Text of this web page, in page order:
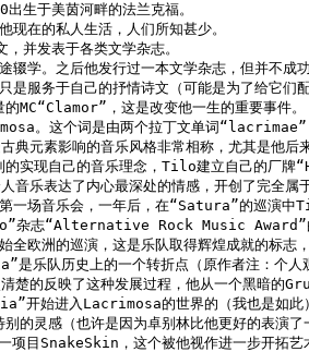
于美茵河畔的法兰克福。
现在的私人生活，人们所知甚少。
并发表于各类文学杂志。
辍学。之后他发行过一本文学杂志，但并不成
是服务于自己的抒情诗文（可能是为了给它
的MC“Clamor”，这是改变他一生的重要事件
。这个词是由两个拉丁文单词“lacrimae”
元素影响的音乐风格非常相称，尤其是他后
的实现自己的音乐理念，Tilo建立自己的厂
乐表达了内心最深处的情感，开创了完全属
一场音乐会，一年后，在“Satura”的巡演中
志“Alternative Rock Music Award”的更
欧洲的巡演，这是乐队取得辉煌成就的标志
乐队历史上的一个转折点（原作者注：个人
的反映了这种发展过程，他从一个黑暗的
开始进入Lacrimosa的世界的（我也是
的灵感（也许是因为卓别林比他更好的表
目SnakeSkin，这个被他视作进一步开拓艺